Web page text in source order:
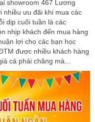
showroom 467 Lương
nhiều ưu đãi khi mua các
dịp cuối tuần là các
nhịp khách đến mua hàng
lợi cho các bạn học
được nhiều khách hàng
cả phải chăng mà...